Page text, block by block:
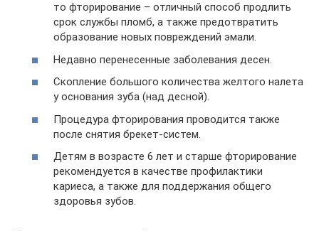
то фторирование – отличный способ продлить
срок службы пломб, а также предотвратить
образование новых повреждений эмали.
Недавно перенесенные заболевания десен.
Скопление большого количества желтого налета
у основания зуба (над десной).
Процедура фторирования проводится также
после снятия брекет-систем.
Детям в возрасте 6 лет и старше фторирование
рекомендуется в качестве профилактики
кариеса, а также для поддержания общего
здоровья зубов.